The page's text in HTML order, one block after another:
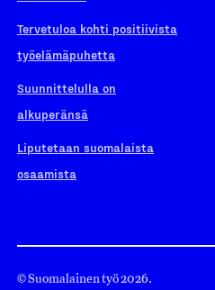
Tervetuloa kohti positiivista
työelämäpuhetta
Suunnittelulla on
alkuperänsä
Liputetaan suomalaista
osaamista
© Suomalainen työ 2026.